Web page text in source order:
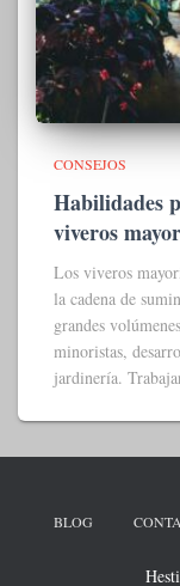
CONSEJOS
Habilidades
viveros
Los viveros
la cadena de
grandes
minoristas,
jardinería.
BLOG